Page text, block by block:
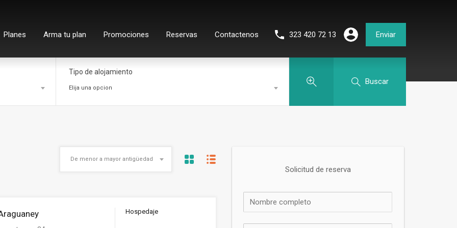
Planes Arma tu plan Promociones Reservas Contactenos 323 420 72 13 Enviar
Tipo de alojamiento
Elija una opcion
Buscar
De menor a mayor antigüedad
Hospedaje
Solicitud de reserva